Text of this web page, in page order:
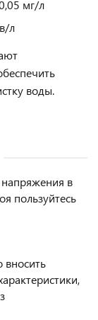
мг/л
л
воды.
в
пользуйтесь
вносить